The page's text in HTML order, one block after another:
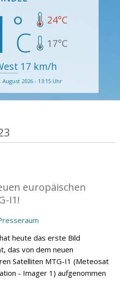
24°C
17°C
17 km/h
2026 - 13:15 Uhr
europäischen
I1!
heute das erste Bild
das von dem neuen
Satelliten MTG-I1 (Meteosat
- Imager 1) aufgenommen